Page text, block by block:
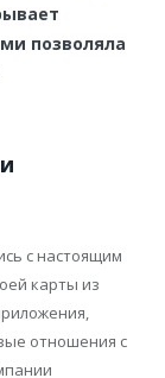
позволяла
с настоящим
карты из
отношения с